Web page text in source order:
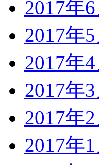
2017年
2017年
2017年
2017年
2017年
2017年